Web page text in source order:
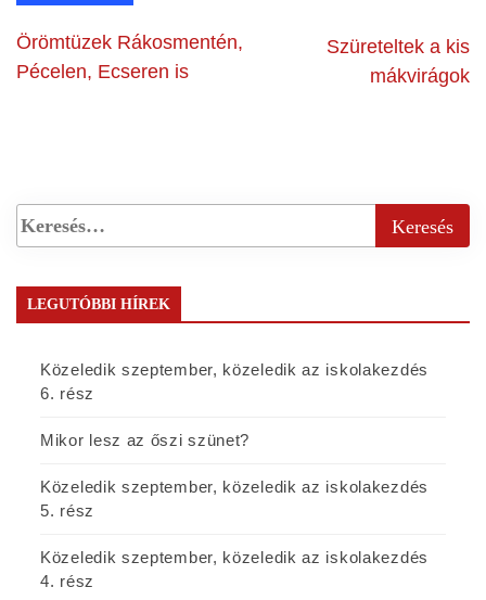
Örömtüzek Rákosmentén,
Pécelen, Ecseren is
Szüreteltek a kis
mákvirágok
LEGUTÓBBI HÍREK
Közeledik szeptember, közeledik az iskolakezdés
6. rész
Mikor lesz az őszi szünet?
Közeledik szeptember, közeledik az iskolakezdés
5. rész
Közeledik szeptember, közeledik az iskolakezdés
4. rész